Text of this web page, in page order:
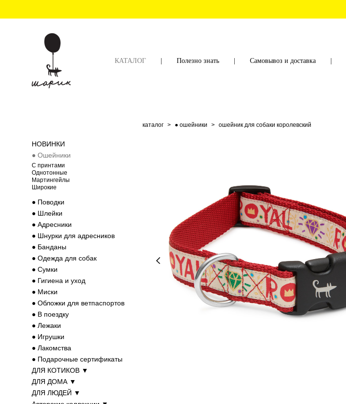
КАТАЛОГ | Полезно знать | Самовывоз и доставка |
НОВИНКИ
● Ошейники
C принтами
Однотонные
Мартингейлы
Широкие
● Поводки
● Шлейки
● Адресники
● Шнурки для адресников
● Банданы
● Одежда для собак
● Cумки
● Гигиена и уход
● Миски
● Обложки для ветпаспортов
● В поездку
● Лежаки
● Игрушки
● Лакомства
● Подарочные сертификаты
ДЛЯ КОТИКОВ ▼
ДЛЯ ДОМА ▼
ДЛЯ ЛЮДЕЙ ▼
каталог > ● ошейники > ошейник для собаки королевский